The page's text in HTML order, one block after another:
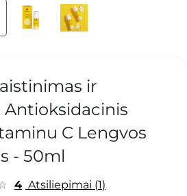
ir
C Lengvos
- 50ml
4 Atsiliepimai 1